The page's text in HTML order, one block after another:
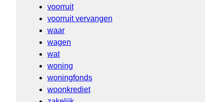
voorruit
voorruit vervangen
waar
wagen
wat
woning
woningfonds
woonkrediet